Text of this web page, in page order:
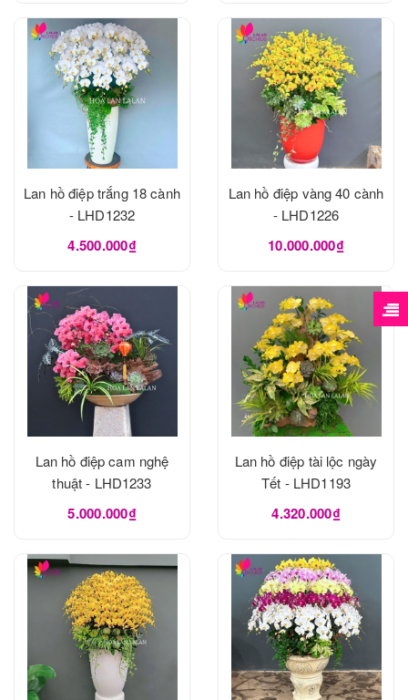
Lan hồ điệp trắng 18 cành
- LHD1232
4.500.000₫
Lan hồ điệp vàng 40 cành
- LHD1226
10.000.000₫
Lan hồ điệp cam nghệ
thuật - LHD1233
5.000.000₫
Lan hồ điệp tài lộc ngày
Tết - LHD1193
4.320.000₫